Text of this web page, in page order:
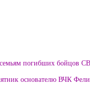
погибших бойцов
основателю ВЧК